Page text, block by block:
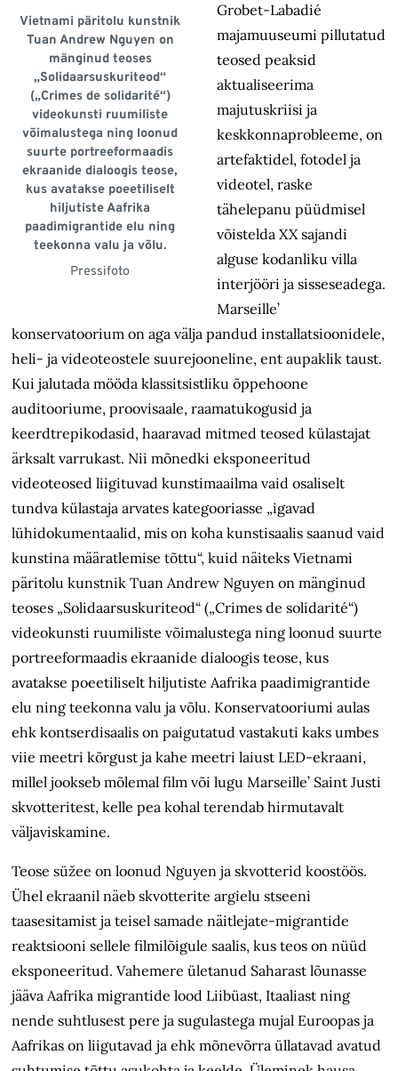
Vietnami päritolu kunstnik
Tuan Andrew Nguyen on
mänginud teoses
„Solidaarsus­kuriteod“
(„Crimes de solidarité“)
videokunsti ruumiliste
võimalustega ning loonud
suurte portreeformaadis
ekraanide dialoogis teose,
kus avatakse poeetiliselt
hiljutiste Aafrika
paadimigrantide elu ning
teekonna valu ja võlu.
Pressifoto
Grobet-Labadié
majamuuseumi pillutatud
teosed peaksid
aktualiseerima
majutuskriisi ja
keskkonnaprobleeme, on
artefaktidel, fotodel ja
videotel, raske
tähelepanu püüdmisel
võistelda XX sajandi
alguse kodanliku villa
interjööri ja sisseseadega.
Marseille’
konservatoorium on aga välja pandud installatsioonidele,
heli- ja videoteostele suurejooneline, ent aupaklik taust.
Kui jalutada mööda klassitsistliku õppehoone
auditooriume, proovisaale, raamatukogusid ja
keerdtrepikodasid, haaravad mitmed teosed külastajat
ärksalt varrukast. Nii mõnedki eksponeeritud
videoteosed liigituvad kunstimaailma vaid osaliselt
tundva külastaja arvates kategooriasse „igavad
lühidokumentaalid, mis on koha kunstisaalis saanud vaid
kunstina määratlemise tõttu“, kuid näiteks Vietnami
päritolu kunstnik Tuan Andrew Nguyen on mänginud
teoses „Solidaarsuskuriteod“ („Crimes de solidarité“)
videokunsti ruumiliste võimalustega ning loonud suurte
portreeformaadis ekraanide dialoogis teose, kus
avatakse poeetiliselt hiljutiste Aafrika paadimigrantide
elu ning teekonna valu ja võlu. Konservatooriumi aulas
ehk kontserdisaalis on paigutatud vastakuti kaks umbes
viie meetri kõrgust ja kahe meetri laiust LED-ekraani,
millel jookseb mõlemal film või lugu Marseille’ Saint Justi
skvotteritest, kelle pea kohal terendab hirmutavalt
väljaviskamine.
Teose süžee on loonud Nguyen ja skvotterid koostöös.
Ühel ekraanil näeb skvotterite argielu stseeni
taasesitamist ja teisel samade näitlejate-migrantide
reaktsiooni sellele filmilõigule saalis, kus teos on nüüd
eksponeeritud. Vahemere ületanud Saharast lõunasse
jääva Aafrika migrantide lood Liibüast, Itaaliast ning
nende suhtlusest pere ja sugulastega mujal Euroopas ja
Aafrikas on liigutavad ja ehk mõnevõrra üllatavad avatud